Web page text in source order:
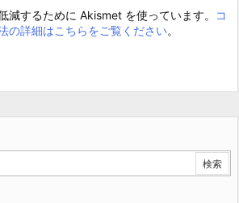
減するために Akismet を使っています。
コ
の詳細はこちらをご覧ください。